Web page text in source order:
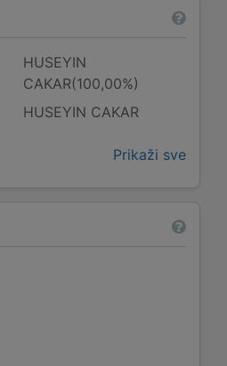
HUSEYIN
CAKAR(100,00%)
HUSEYIN CAKAR
Prikaži sve